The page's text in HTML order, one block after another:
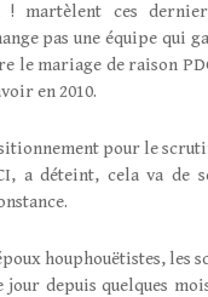
! martèlent ces
pas une équipe qui
le mariage de raison
en 2010.
pour le
a déteint, cela va de
houphouëtistes, les
depuis quelques